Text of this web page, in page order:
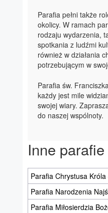
Parafia pełni także
okolicy. W ramach
rodzaju wydarzenia,
spotkania z ludźmi
również w działania
potrzebującym w
Parafia św.
każdy jest mile
swojej wiary.
do naszej wspólnoty.
Inne
Parafia Chrystusa
Parafia Narodzenia
Parafia Miłosierdzia